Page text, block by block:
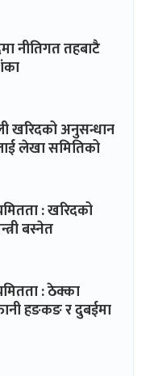
नीतिगत तहबाटै
खरिदको अनुसन्धान
लेखा समितिको
: खरिदको
बस्नेत
: ठेक्का
हङकङ र दुबईमा